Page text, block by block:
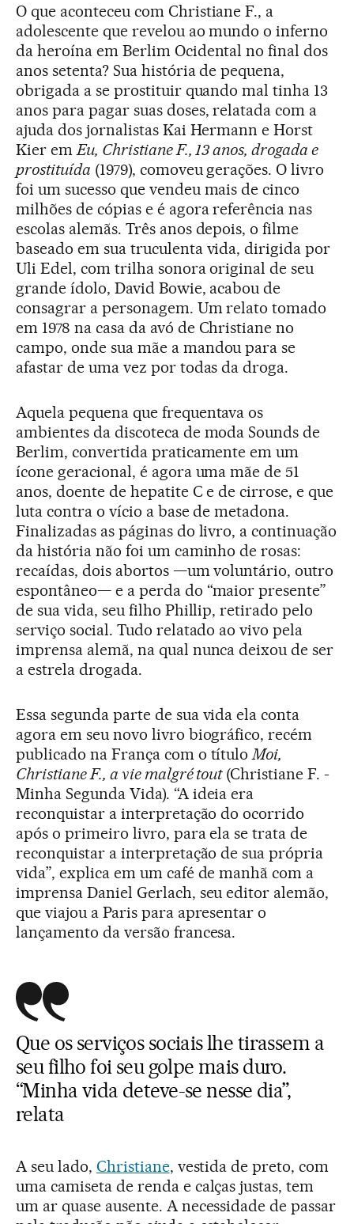
O que aconteceu com Christiane F., a
adolescente que revelou ao mundo o inferno
da heroína em Berlim Ocidental no final dos
anos setenta? Sua história de pequena,
obrigada a se prostituir quando mal tinha 13
anos para pagar suas doses, relatada com a
ajuda dos jornalistas Kai Hermann e Horst
Kier emEu, Christiane F., 13 anos, drogada e
prostituída (1979), comoveu gerações. O livro
foi um sucesso que vendeu mais de cinco
milhões de cópias e é agora referência nas
escolas alemãs. Três anos depois, o filme
baseado em sua truculenta vida, dirigida por
Uli Edel, com trilha sonora original de seu
grande ídolo, David Bowie, acabou de
consagrar a personagem. Um relato tomado
em 1978 na casa da avó de Christiane no
campo, onde sua mãe a mandou para se
afastar de uma vez por todas da droga.
Aquela pequena que frequentava os
ambientes da discoteca de moda Sounds de
Berlim, convertida praticamente em um
ícone geracional, é agora uma mãe de 51
anos, doente de hepatite C e de cirrose, e que
luta contra o vício a base de metadona.
Finalizadas as páginas do livro, a continuação
da história não foi um caminho de rosas:
recaídas, dois abortos —um voluntário, outro
espontâneo— e a perda do “maior presente”
de sua vida, seu filho Phillip, retirado pelo
serviço social. Tudo relatado ao vivo pela
imprensa alemã, na qual nunca deixou de ser
a estrela drogada.
Essa segunda parte de sua vida ela conta
agora em seu novo livro biográfico, recém
publicado na França com o títuloMoi,
Christiane F., a vie malgré tout(Christiane F. -
Minha Segunda Vida). “A ideia era
reconquistar a interpretação do ocorrido
após o primeiro livro, para ela se trata de
reconquistar a interpretação de sua própria
vida”, explica em um café de manhã com a
imprensa Daniel Gerlach, seu editor alemão,
que viajou a Paris para apresentar o
lançamento da versão francesa.
Que os serviços sociais lhe tirassem a
seu filho foi seu golpe mais duro.
“Minha vida deteve-se nesse dia”,
relata
A seu lado, Christiane, vestida de preto, com
uma camiseta de renda e calças justas, tem
um ar quase ausente. A necessidade de passar